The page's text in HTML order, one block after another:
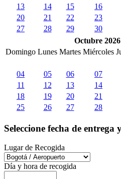
13
14 15 16
20
21 22 23
27
28 29
30
Octubre 2026
Domingo Lunes Martes Miércoles
04
05 06 07
11
12 13 14
18
19 20 21
25
26 27 28
Seleccione fecha de entrega
Lugar de Recogida
Día y hora de recogida